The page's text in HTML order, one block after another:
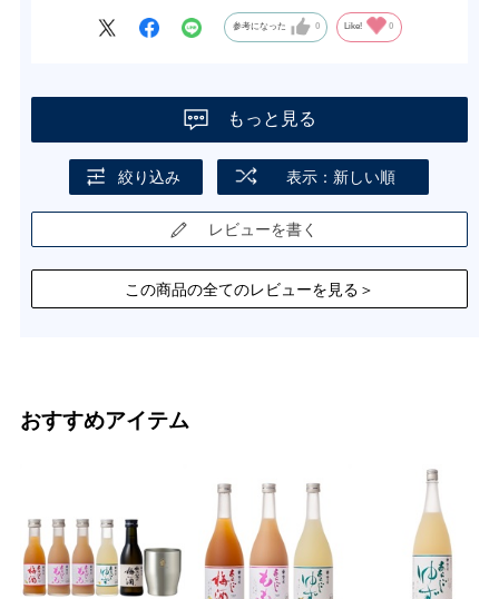
参考になった 0 Like! 0
もっと見る
絞り込み 表示：新しい順
レビューを書く
この商品の全てのレビューを見る＞
おすすめアイテム